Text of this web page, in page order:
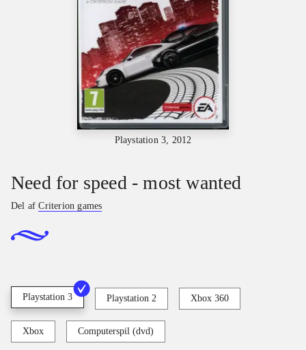
Playstation 3, 2012
Need for speed - most wanted
Del afCriterion games
Playstation 3 Playstation 2 Xbox 360
Xbox Computerspil (dvd)